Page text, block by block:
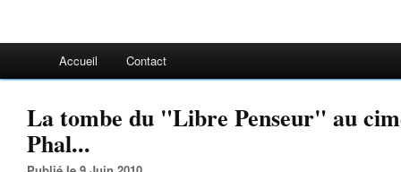
Accueil Contact
La tombe du "Libre Penseur" au
Phal...